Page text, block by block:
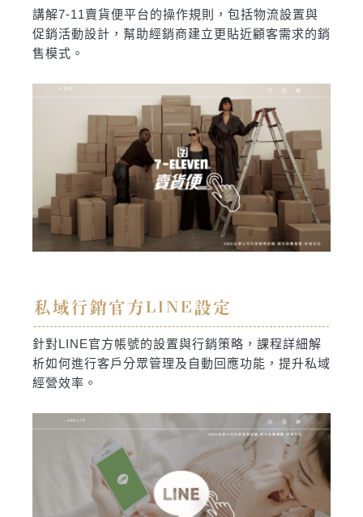
講解7-11賣貨便平台的操作規則，包括物流設置與
促銷活動設計，幫助經銷商建立更貼近顧客需求的銷
售模式。
私域行銷官方LINE設定
針對LINE官方帳號的設置與行銷策略，課程詳細解
析如何進行客戶分眾管理及自動回應功能，提升私域
經營效率。